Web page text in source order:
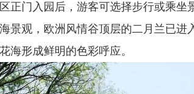
正门入园后，游客可选择步行或乘坐
景观，欧洲风情谷顶层的二月兰已
海形成鲜明的色彩呼应。